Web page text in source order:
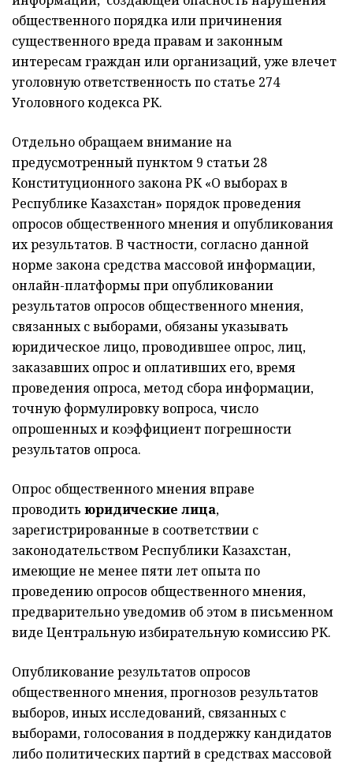
общественного порядка или причинения
существенного вреда правам и законным
интересам граждан или организаций, уже влечет
уголовную ответственность по статье 274
Уголовного кодекса РК.
Отдельно обращаем внимание на
предусмотренный пунктом 9 статьи 28
Конституционного закона РК «О выборах в
Республике Казахстан» порядок проведения
опросов общественного мнения и опубликования
их результатов. В частности, согласно данной
норме закона средства массовой информации,
онлайн-платформы при опубликовании
результатов опросов общественного мнения,
связанных с выборами, обязаны указывать
юридическое лицо, проводившее опрос, лиц,
заказавших опрос и оплативших его, время
проведения опроса, метод сбора информации,
точную формулировку вопроса, число
опрошенных и коэффициент погрешности
результатов опроса.
Опрос общественного мнения вправе
проводить юридические лица,
зарегистрированные в соответствии с
законодательством Республики Казахстан,
имеющие не менее пяти лет опыта по
проведению опросов общественного мнения,
предварительно уведомив об этом в письменном
виде Центральную избирательную комиссию РК.
Опубликование результатов опросов
общественного мнения, прогнозов результатов
выборов, иных исследований, связанных с
выборами, голосования в поддержку кандидатов
либо политических партий в средствах массовой